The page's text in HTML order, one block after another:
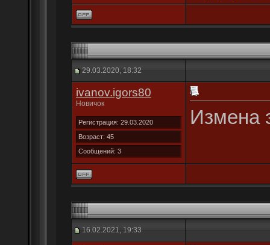
29.03.2020, 18:32
ivanov.igors80
Новичок
Регистрация: 29.03.2020
Возраст: 45
Сообщений: 3
Измена
16.02.2021, 19:33